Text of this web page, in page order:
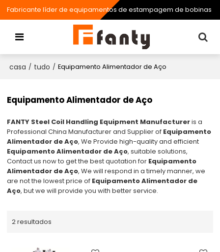
Fabricante líder de equipamentos de estampagem de bobinas
casa / tudo / Equipamento Alimentador de Aço
Equipamento Alimentador de Aço
FANTY Steel Coil Handling Equipment Manufactureris a
Professional China Manufacturer and Supplier of Equipamento
Alimentador de Aço, We Provide high-quality and efficient
Equipamento Alimentador de Aço, suitable solutions,
Contact us now to get the best quotation for Equipamento
Alimentador de Aço, We will respond in a timely manner, we
are not the lowest price of Equipamento Alimentador de
Aço, but we will provide you with better service.
2 resultados